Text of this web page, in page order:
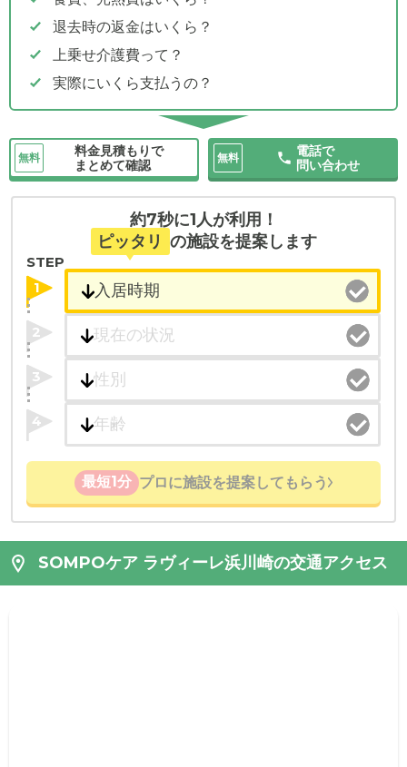
退去時の返金はいくら？
上乗せ介護費って？
実際にいくら支払うの？
無料
料金見積もりで
まとめて確認
無料
電話で
問い合わせ
約7秒に1人が利用！
ピッタリ の施設を提案します
STEP
1
2
3
4
最短1分 プロに施設を提案してもらう
SOMPOケア ラヴィーレ浜川崎の交通アクセス